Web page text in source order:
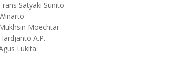
Satyaki Sunito
Moechtar
A.P.
Lukita